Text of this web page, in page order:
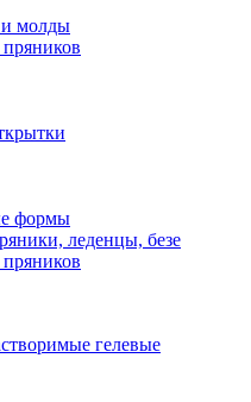
молды
формы
леденцы, безе
гелевые